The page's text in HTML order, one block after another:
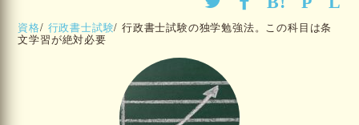
資格/ 行政書士試験/行政書士試験の独学勉強法。この科目は条
文学習が絶対必要